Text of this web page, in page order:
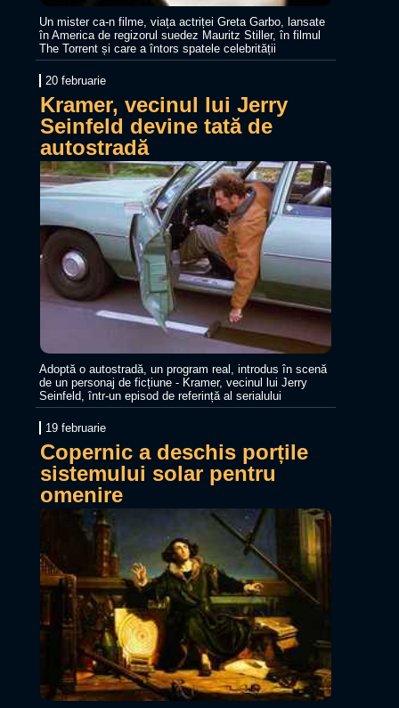
Un mister ca-n filme, viața actriței Greta Garbo, lansate
în America de regizorul suedez Mauritz Stiller, în filmul
The Torrent și care a întors spatele celebrității
20 februarie
Kramer, vecinul lui Jerry
Seinfeld devine tată de
autostradă
Adoptă o autostradă, un program real, introdus în scenă
de un personaj de ficțiune - Kramer, vecinul lui Jerry
Seinfeld, într-un episod de referință al serialului
19 februarie
Copernic a deschis porțile
sistemului solar pentru
omenire